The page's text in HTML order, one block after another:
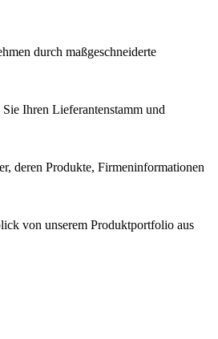
durch maßgeschneiderte
Ihren Lieferantenstamm und
deren Produkte, Firmeninformationen
von unserem Produktportfolio aus